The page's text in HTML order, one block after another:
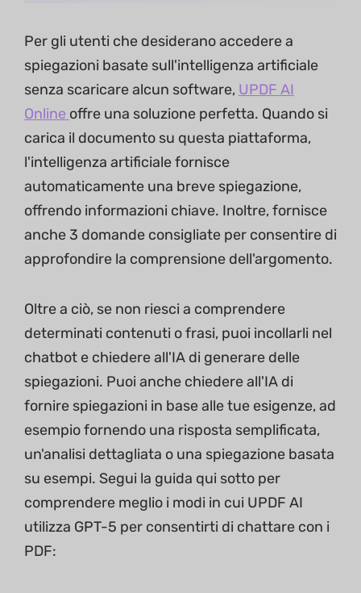
Per gli utenti che desiderano accedere a
spiegazioni basate sull'intelligenza artificiale
senza scaricare alcun software, UPDF AI
Online offre una soluzione perfetta. Quando si
carica il documento su questa piattaforma,
l'intelligenza artificiale fornisce
automaticamente una breve spiegazione,
offrendo informazioni chiave. Inoltre, fornisce
anche 3 domande consigliate per consentire di
approfondire la comprensione dell'argomento.
Oltre a ciò, se non riesci a comprendere
determinati contenuti o frasi, puoi incollarli nel
chatbot e chiedere all'IA di generare delle
spiegazioni. Puoi anche chiedere all'IA di
fornire spiegazioni in base alle tue esigenze, ad
esempio fornendo una risposta semplificata,
un'analisi dettagliata o una spiegazione basata
su esempi. Segui la guida qui sotto per
comprendere meglio i modi in cui UPDF AI
utilizza GPT-5 per consentirti di chattare con i
PDF: